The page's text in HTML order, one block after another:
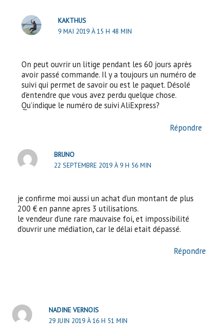
KAKTHUS
9 MAI 2019 À 15 H 48 MIN
On peut ouvrir un litige pendant les 60 jours après
avoir passé commande. Il y a toujours un numéro de
suivi qui permet de savoir ou est le paquet. Désolé
d’entendre que vous avez perdu quelque chose.
Qu’indique le numéro de suivi AliExpress?
Répondre
BRUNO
22 SEPTEMBRE 2019 À 9 H 56 MIN
je confirme moi aussi un achat d’un montant de plus
200 € en panne apres 3 utilisations.
le vendeur d’une rare mauvaise foi, et impossibilité
d’ouvrir une médiation, car le délai etait dépassé.
Répondre
NADINE VERNOIS
29 JUIN 2019 À 16 H 51 MIN